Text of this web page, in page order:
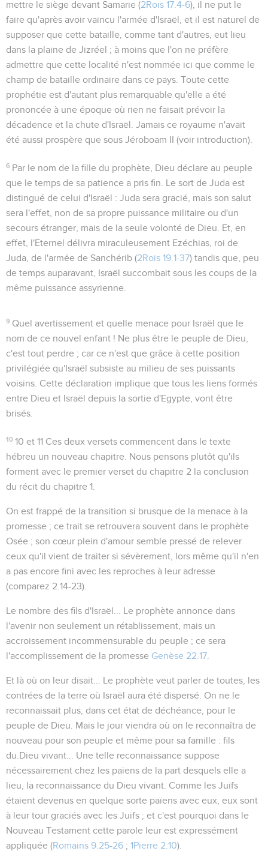
mettre le siège devant Samarie (2Rois 17.4-6), il ne put le
faire qu'après avoir vaincu l'armée d'Israël, et il est naturel de
supposer que cette bataille, comme tant d'autres, eut lieu
dans la plaine de Jizréel ; à moins que l'on ne préfère
admettre que cette localité n'est nommée ici que comme le
champ de bataille ordinaire dans ce pays. Toute cette
prophétie est d'autant plus remarquable qu'elle a été
prononcée à une époque où rien ne faisait prévoir la
décadence et la chute d'Israël. Jamais ce royaume n'avait
été aussi prospère que sous Jéroboam II (voir introduction).
6 Par le nom de la fille du prophète, Dieu déclare au peuple
que le temps de sa patience a pris fin. Le sort de Juda est
distingué de celui d'Israël : Juda sera gracié, mais son salut
sera l'effet, non de sa propre puissance militaire ou d'un
secours étranger, mais de la seule volonté de Dieu. Et, en
effet, l'Eternel délivra miraculeusement Ezéchias, roi de
Juda, de l'armée de Sanchérib (2Rois 19.1-37) tandis que, peu
de temps auparavant, Israël succombait sous les coups de la
même puissance assyrienne.
9 Quel avertissement et quelle menace pour Israël que le
nom de ce nouvel enfant ! Ne plus être le peuple de Dieu,
c'est tout perdre ; car ce n'est que grâce à cette position
privilégiée qu'Israël subsiste au milieu de ses puissants
voisins. Cette déclaration implique que tous les liens formés
entre Dieu et Israël depuis la sortie d'Egypte, vont être
brisés.
10 10 et 11 Ces deux versets commencent dans le texte
hébreu un nouveau chapitre. Nous pensons plutôt qu'ils
forment avec le premier verset du chapitre 2 la conclusion
du récit du chapitre 1.
On est frappé de la transition si brusque de la menace à la
promesse ; ce trait se retrouvera souvent dans le prophète
Osée ; son cœur plein d'amour semble pressé de relever
ceux qu'il vient de traiter si sévèrement, lors même qu'il n'en
a pas encore fini avec les reproches à leur adresse
(comparez 2.14-23).
Le nombre des fils d'Israël...
Le prophète annonce dans
l'avenir non seulement un rétablissement, mais un
accroissement incommensurable du peuple ; ce sera
l'accomplissement de la promesse Genèse 22.17
Et là où on leur disait...
Le prophète veut parler de toutes, les
contrées de la terre où Israël aura été dispersé. On ne le
reconnaissait plus, dans cet état de déchéance, pour le
peuple de Dieu. Mais le jour viendra où on le reconnaîtra de
nouveau pour son peuple et même pour sa famille : fils
du.Dieu vivant...
Une telle reconnaissance suppose
nécessairement chez les païens de la part desquels elle a
lieu, la reconnaissance du Dieu vivant. Comme les Juifs
étaient devenus en quelque sorte païens avec eux, eux sont
à leur tour graciés avec les Juifs ; et c'est pourquoi dans le
Nouveau Testament cette parole leur est expressément
appliquée (Romains 9.25-26 ; 1Pierre 2.10).